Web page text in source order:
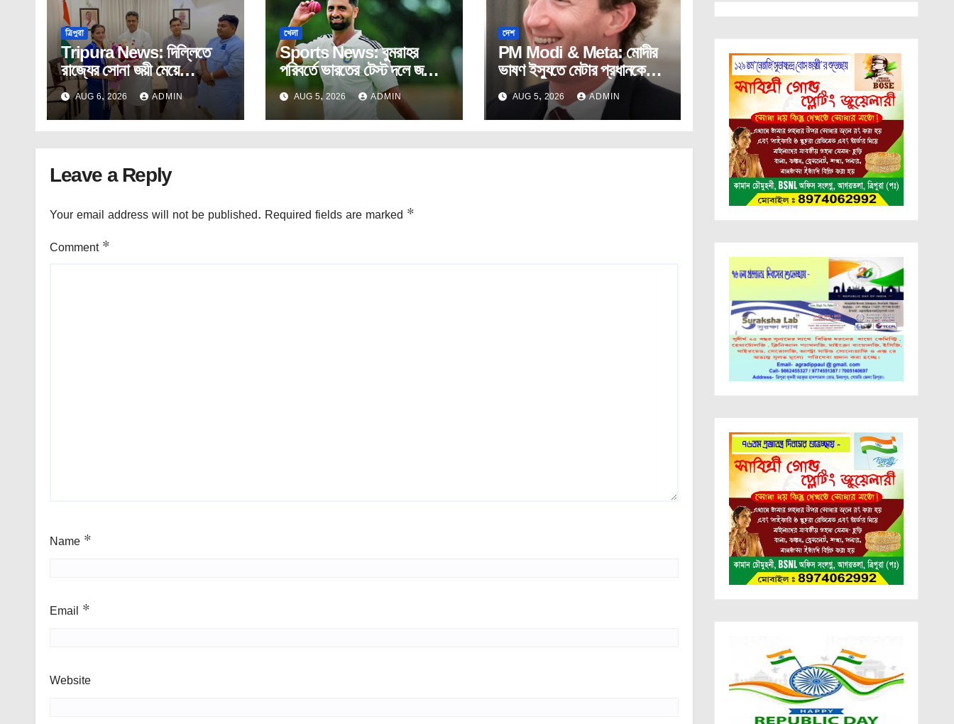
ত্রিপুরা
Tripura News: দিল্লিতে
রাজ্যের সোনা জয়ী মেয়ে
অস্মিতাকে সংবর্ধনা মুখ্যমন্ত্রীর।
AUG 6, 2026 ADMIN
খেলা
Sports News: বুমরাহর
পরিবর্তে ভারতের টেস্ট দলে জম্মু
কাশ্মীরে স্পিডস্টার আকিব নবী।
AUG 5, 2026 ADMIN
দেশ
PM Modi & Meta: মোদীর
ভাষণ ইস্যুতে মেটার প্রধানকে
ক্ষমা চাওয়ার দাবি সংসদীয়
প্যানেলের।
AUG 5, 2026 ADMIN
Leave a Reply
Your email address will not be published. Required fields are marked *
Comment *
Name *
Email *
Website